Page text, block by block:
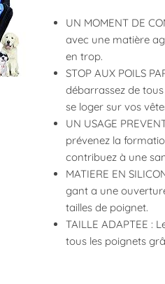
UN MOMENT DE
avec une matière
en trop.
STOP AUX POILS
débarrassez de
se loger sur vos
UN USAGE
prévenez la
contribuez à une
MATIERE EN
gant a une
tailles de poignet.
TAILLE ADAPTEE :
tous les poignets